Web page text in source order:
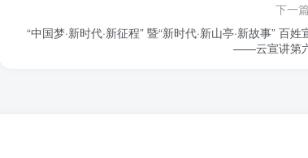
下一篇
“中国梦·新时代·新征程” 暨“新时代·新山亭·新故事” 百姓
——云宣讲第